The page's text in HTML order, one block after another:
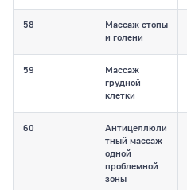
58
Массаж стопы
и голени
59
Массаж
грудной
клетки
60
Антицеллюли
тный массаж
одной
проблемной
зоны